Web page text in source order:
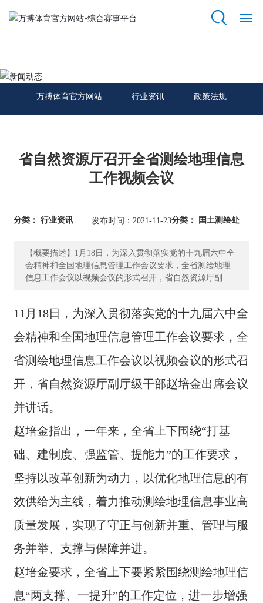
万搏体育官方网站
育
网
站
誉
主
业
务
新
动
天
万搏体育官方网站 行业资讯 政策法规
省自然资源厅召开全省测绘地理信息
工作视频会议
分类： 行业资讯 发布时间：2021-11-23分类： 国土测绘处
【概要描述】1月18日，为深入贯彻落实党的十九届六中全
会精神和全国地理信息管理工作会议要求，全省测绘地理
信息工作会议以视频会议的形式召开，省自然资源厅副厅
求，坚持以改革创新为动力，以优化地理信息的有效供给
守正与创新并重、管理与服务并举、支撑与保障并进。 赵
提升”的工作定位，进一步增强责任感使命感紧迫感，进一
步增强工作积极性主动性创造性。一要强化使命担当，依
法履职尽责。要自觉提高政治站位，切实履行好《测绘
法》等法律法规赋予的职责，做到该为必为、主动作为、
善作善为，使测绘地理信息工作发挥更大作用，作出更大
贡献。二要加强统筹协调，形成工作合力。要进一步深化
纵向统筹、横向配合，将测绘地理信息工作放在自然资源
管理的全链条中整体把握，充分发挥自然资源管理部门的
行政推动力和工作合力，促进工作落实。三要发挥技术优
势，彰显地位价值。要精准聚焦技术支撑与业务需求，主
信息的技术优势，强化技术创新，强化先进技术运用，提
要继续弘扬优良传统，传承好测绘精神，将“严格、精准、
管理工作中，长计划、短安排、立即做，把今天该做的落
卷。 会议传达学习了全国地理信息管理工作会议精神，国
工作，部署了明年重点任务。会前举行了测绘地信业务培
11月18日，为深入贯彻落实党的十九届六中全
会精神和全国地理信息管理工作会议要求，全
省测绘地理信息工作会议以视频会议的形式召
开，省自然资源厅副厅级干部赵培金出席会议
并讲话。
赵培金指出，一年来，全省上下围绕“打基
础、建制度、强监管、提能力”的工作要求，
坚持以改革创新为动力，以优化地理信息的有
效供给为主线，着力推动测绘地理信息事业高
质量发展，实现了守正与创新并重、管理与服
务并举、支撑与保障并进。
赵培金要求，全省上下要紧紧围绕测绘地理信
息“两支撑、一提升”的工作定位，进一步增强